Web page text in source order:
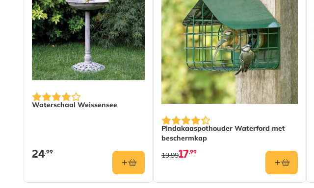
Waterschaal Weissensee
24,99
Pindakaaspothouder Waterford met
beschermkap
17,99
19,99